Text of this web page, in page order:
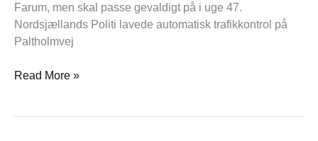
Farum, men skal passe gevaldigt på i uge 47.
Nordsjællands Politi lavede automatisk trafikkontrol på
Paltholmvej
Read More »